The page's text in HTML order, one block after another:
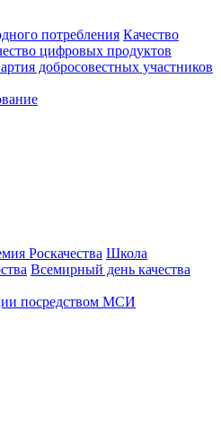
потребления Качество
цифровых продуктов
добросовестных участников
Роскачества Школа
Всемирный день качества
посредством МСИ